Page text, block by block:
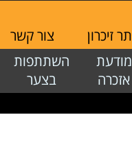
אתר זיכרון
צור קשר
מודעת
אזכרה
השתתפות
בצער